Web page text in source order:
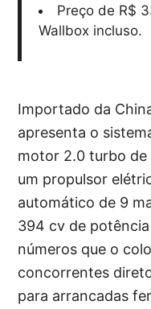
Preço de R$
Wallbox incluso.
Importado da
apresenta o
motor 2.0 turbo de
um propulsor
automático de 9
394 cv de
números que o
concorrentes
para arrancadas